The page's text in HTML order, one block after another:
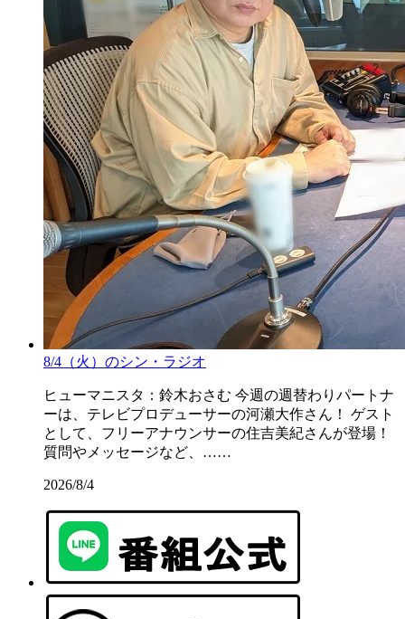
8/4（火）のシン・ラジオ
ヒューマニスタ：鈴木おさむ 今週の週替わりパートナ
ーは、テレビプロデューサーの河瀬大作さん！ ゲスト
として、フリーアナウンサーの住吉美紀さんが登場！
質問やメッセージなど、……
2026/8/4